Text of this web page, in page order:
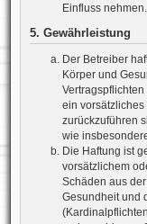
Einfluss nehmen.
5. Gewährleistung
Der Betreiber
Körper und
ein
zurückzuführen
wie
Die Haftung ist
vorsätzlichem
Schäden aus
Gesundheit und